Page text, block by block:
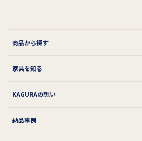
商品から探す
家具を知る
KAGURAの想い
納品事例